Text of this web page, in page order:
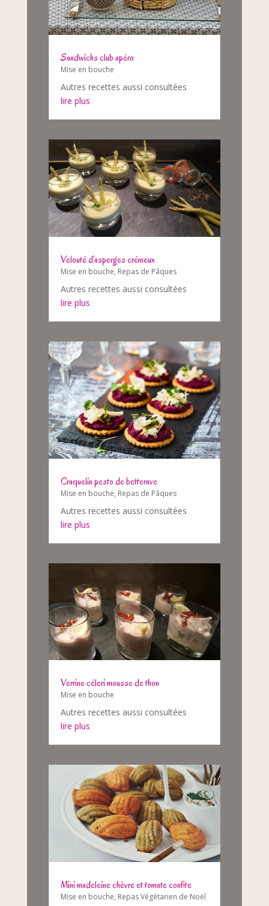
Sandwichs club apéro
Mise en bouche
Autres recettes aussi consultées
lire plus
Velouté d’asperges crémeux
Mise en bouche, Repas de Pâques
Autres recettes aussi consultées
lire plus
Craquelin pesto de betterave
Mise en bouche, Repas de Pâques
Autres recettes aussi consultées
lire plus
Verrine céleri mousse de thon
Mise en bouche
Autres recettes aussi consultées
lire plus
Mini madeleine chèvre et tomate confite
Mise en bouche, Repas Végétarien de Noël